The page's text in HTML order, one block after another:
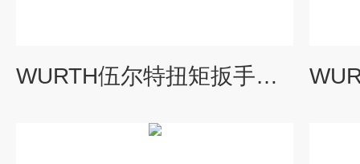
WURTH伍尔特扭矩扳手技术操作流程步骤